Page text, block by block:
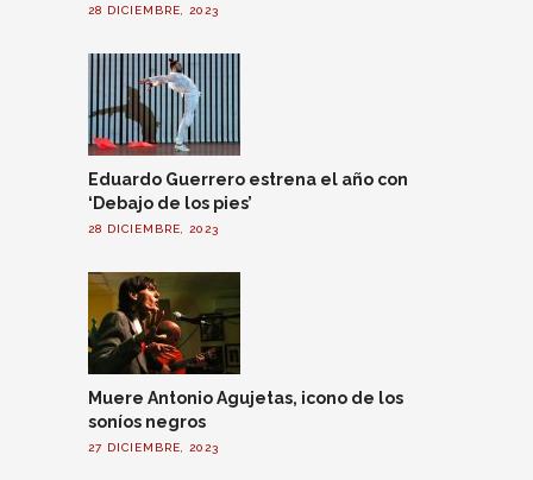
28 DICIEMBRE, 2023
Eduardo Guerrero estrena el año con
‘Debajo de los pies’
28 DICIEMBRE, 2023
Muere Antonio Agujetas, icono de los
soníos negros
27 DICIEMBRE, 2023